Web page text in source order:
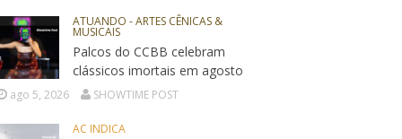
ATUANDO - ARTES CÊNICAS &
MUSICAIS
Palcos do CCBB celebram
clássicos imortais em agosto
ago 5, 2026 SHOWTIME POST
AC INDICA